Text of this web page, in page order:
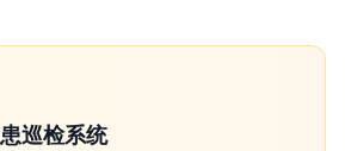
巡检系统